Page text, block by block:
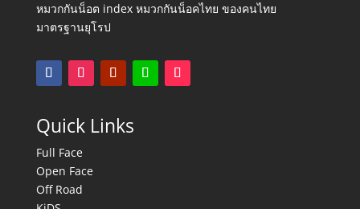
หมวกกันน็อต index หมวกกันน็อคไทย ของคนไทย
มาตรฐานยุโรป
Quick Links
Full Face
Open Face
Off Road